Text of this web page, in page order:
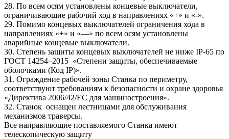
28. По всем осям установлены концевые выключатели,
ограничивающие рабочий ход в направлениях «+» и «-».
29. Помимо концевых выключателей ограничения хода в
направлениях «+» и «—» по всем осям установлены
аварийные концевые выключатели.
30. Степень защиты концевых выключателей не ниже IP-65 по
ГОСТ 14254–2015 «Степени защиты, обеспечиваемые
оболочками (Код IP)».
31. Ограждение рабочей зоны Станка по периметру,
соответствуют требованиям к безопасности и охране здоровья
«Директива 2006/42/ЕС для машиностроения».
32. Станок оснащен лестницами для обслуживания
механизмов траверсы.
Все направляющие поставляемого Станка имеют
телескопическую защиту